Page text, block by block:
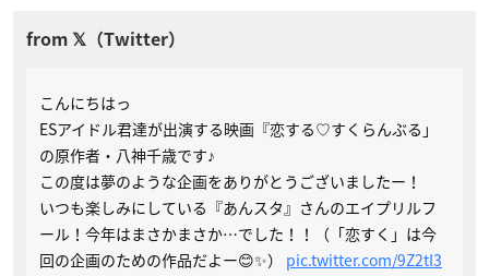
こんにちはっ
ESアイドル君達が出演する映画『恋する♡すくらんぶる」
の原作者・八神千歳です♪
この度は夢のような企画をありがとうございましたー！
いつも楽しみにしている『あんスタ』さんのエイプリルフ
ール！今年はまさかまさか…でした！！（「恋すく」は今
回の企画のための作品だよー😊✨） pic.twitter.com/9Z2tI3